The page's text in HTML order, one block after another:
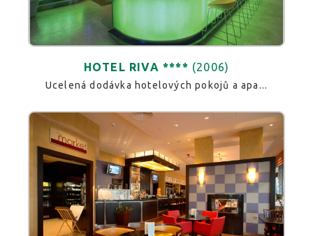
HOTEL RIVA **** (2006)
Ucelená dodávka hotelových pokojů a apa...